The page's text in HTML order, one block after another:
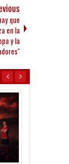
que
en la
y la